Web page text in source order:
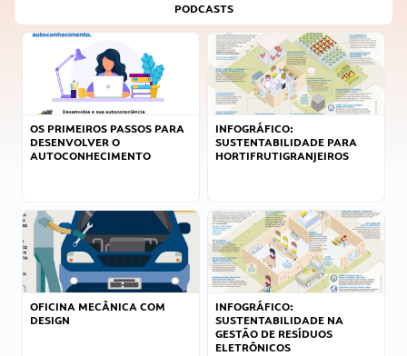
PODCASTS
OS PRIMEIROS PASSOS PARA
DESENVOLVER O
AUTOCONHECIMENTO
INFOGRÁFICO:
SUSTENTABILIDADE PARA
HORTIFRUTIGRANJEIROS
OFICINA MECÂNICA COM
DESIGN
INFOGRÁFICO:
SUSTENTABILIDADE NA
GESTÃO DE RESÍDUOS
ELETRÔNICOS